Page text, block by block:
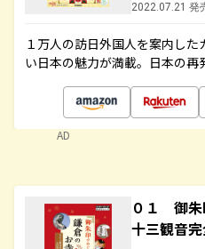
2022.07.21 発
１万人の訪日外国人を案内し
い日本の魅力が満載。日本の再
AD
０１ 御朱
十三観音